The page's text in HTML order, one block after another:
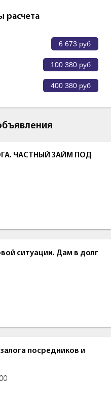
расчета
6 673 руб
100 380 руб
400 380 руб
ЧАСТНЫЙ ЗАЙМ ПОД
ситуации. Дам в долг
посредников и